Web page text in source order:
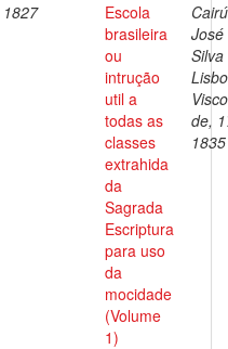
1827
Escola
brasileira
ou
intrução
util a
todas as
classes
extrahida
da
Sagrada
Escriptura
para uso
da
mocidade
(Volume
1)
José
Silva
de,
1835